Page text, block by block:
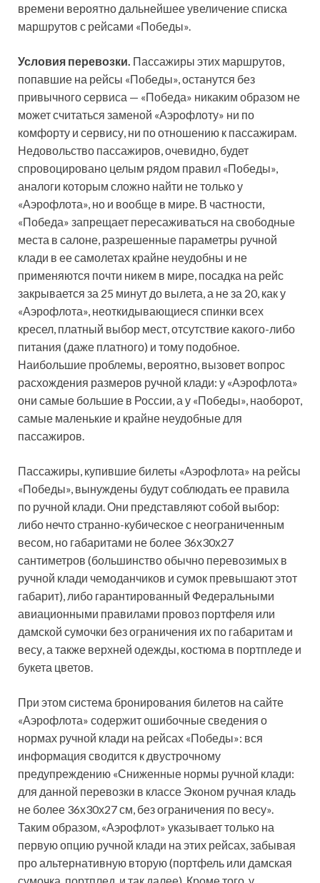
времени вероятно дальнейшее увеличение списка
маршрутов с рейсами «Победы».
Условия перевозки. Пассажиры этих маршрутов,
попавшие на рейсы «Победы», останутся без
привычного сервиса — «Победа» никаким образом не
может считаться заменой «Аэрофлоту» ни по
комфорту и сервису, ни по отношению к пассажирам.
Недовольство пассажиров, очевидно, будет
спровоцировано целым рядом правил «Победы»,
аналоги которым сложно найти не только у
«Аэрофлота», но и вообще в мире. В частности,
«Победа» запрещает пересаживаться на свободные
места в салоне, разрешенные параметры ручной
клади в ее самолетах крайне неудобны и не
применяются почти никем в мире, посадка на рейс
закрывается за 25 минут до вылета, а не за 20, как у
«Аэрофлота», неоткидывающиеся спинки всех
кресел, платный выбор мест, отсутствие какого-либо
питания (даже платного) и тому подобное.
Наибольшие проблемы, вероятно, вызовет вопрос
расхождения размеров ручной клади: у «Аэрофлота»
они самые большие в России, а у «Победы», наоборот,
самые маленькие и крайне неудобные для
пассажиров.
Пассажиры, купившие билеты «Аэрофлота» на рейсы
«Победы», вынуждены будут соблюдать ее правила
по ручной клади. Они представляют собой выбор:
либо нечто странно-кубическое с неограниченным
весом, но габаритами не более 36х30х27
сантиметров (большинство обычно перевозимых в
ручной клади чемоданчиков и сумок превышают этот
габарит), либо гарантированный Федеральными
авиационными правилами провоз портфеля или
дамской сумочки без ограничения их по габаритам и
весу, а также верхней одежды, костюма в портпледе и
букета цветов.
При этом система бронирования билетов на сайте
«Аэрофлота» содержит ошибочные сведения о
нормах ручной клади на рейсах «Победы»: вся
информация сводится к двустрочному
предупреждению «Сниженные нормы ручной клади:
для данной перевозки в классе Эконом ручная кладь
не более 36х30х27 см, без ограничения по весу».
Таким образом, «Аэрофлот» указывает только на
первую опцию ручной клади на этих рейсах, забывая
про альтернативную вторую (портфель или дамская